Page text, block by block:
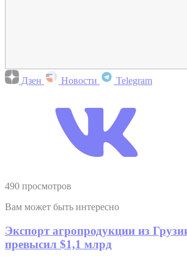
Дзен Новости Telegram
490 просмотров
Вам может быть интересно
Экспорт агропродукции из
превысил $1,1 млрд